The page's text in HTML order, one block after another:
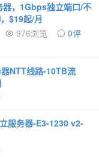
，1Gbps独立端口/不
$19起/月
976浏览
0评
NTT线路-10TB流
服务器-E3-1230 v2-